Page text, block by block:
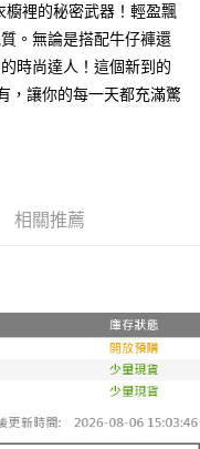
會自動跳轉到大哥付的交易
款截止日，確認付款後即完
交易確認頁面所載為準。
核未通過，訂單將自動取
台灣大直營門市／銀行轉
簡稱本公司）所提供，讓
單繳交帳款。
目的，商店將以您的個人
大進項蒐集、處理及利用，
、核對及更正。
支付方式。 讓您購物簡單
。
。
成結帳。
若您需要取消訂單，請聯絡
為有效，需透過AFTEE先享
頁面顯示為準，若有關於
，請聯繫「AFTEE先享後付
support/home
裡的秘密武器！輕盈飄
。無論是搭配牛仔褲還
時尚達人！這個新到的
，讓你的每一天都充滿驚
相關推薦